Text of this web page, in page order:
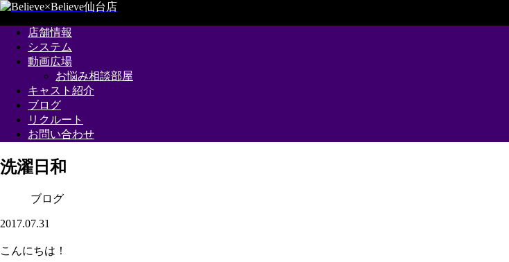
店舗情報
システム
動画広場
お悩み相談部屋
キャスト紹介
ブログ
リクルート
お問い合わせ
洗濯日和
ブログ
2017.07.31
こんにちは！